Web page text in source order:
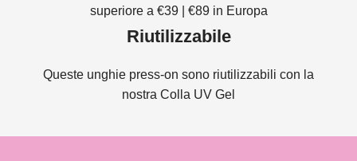
superiore a €39 | €89 in Europa
Riutilizzabile
Queste unghie press-on sono riutilizzabili con la
nostra Colla UV Gel